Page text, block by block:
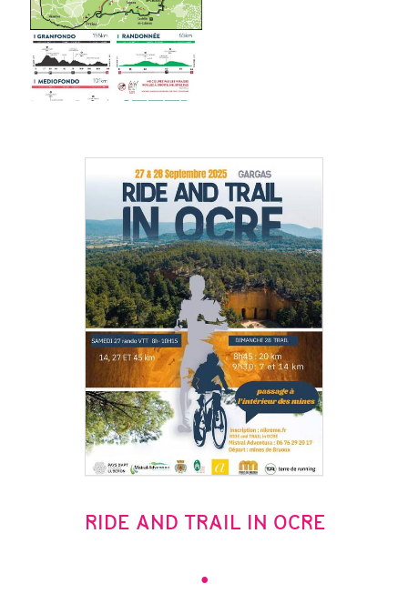
RIDE AND TRAIL IN OCRE
•